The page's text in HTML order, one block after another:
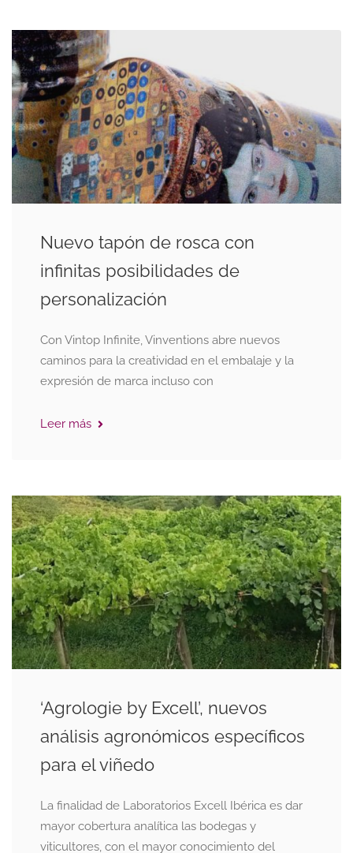
Nuevo tapón de rosca con
infinitas posibilidades de
personalización
Con Vintop Infinite, Vinventions abre nuevos
caminos para la creatividad en el embalaje y la
expresión de marca incluso con
Leer más
‘Agrologie by Excell’, nuevos
análisis agronómicos específicos
para el viñedo
La finalidad de Laboratorios Excell Ibérica es dar
mayor cobertura analítica las bodegas y
viticultores, con el mayor conocimiento del